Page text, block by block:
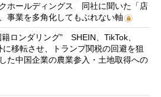
ホールディングス 同社に聞いた「店
事業を多角化してもぶれない軸
ロンダリング” SHEIN、TikTok、
移転させ、トランプ関税の回避を狙
た中国企業の農業参入・土地取得への